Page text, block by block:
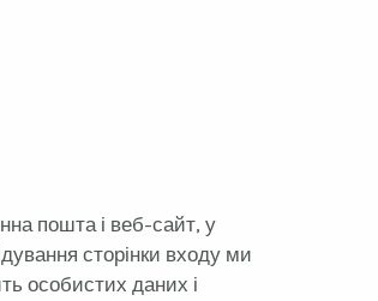
пошта і веб-сайт, у
сторінки входу ми
особистих даних і